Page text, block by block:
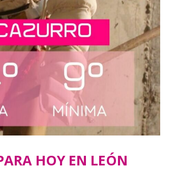
HOY EN LEÓN